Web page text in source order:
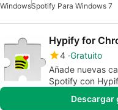
WindowsSpotify Para Windows 7
Hypify for
4 Gratuito
Añade nuevas
Spotify con
Descargar